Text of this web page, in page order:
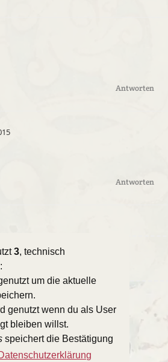
3, technisch
um die aktuelle
genutzt wenn du als User
bleiben willst.
speichert die Bestätigung
Antworten
Antworten